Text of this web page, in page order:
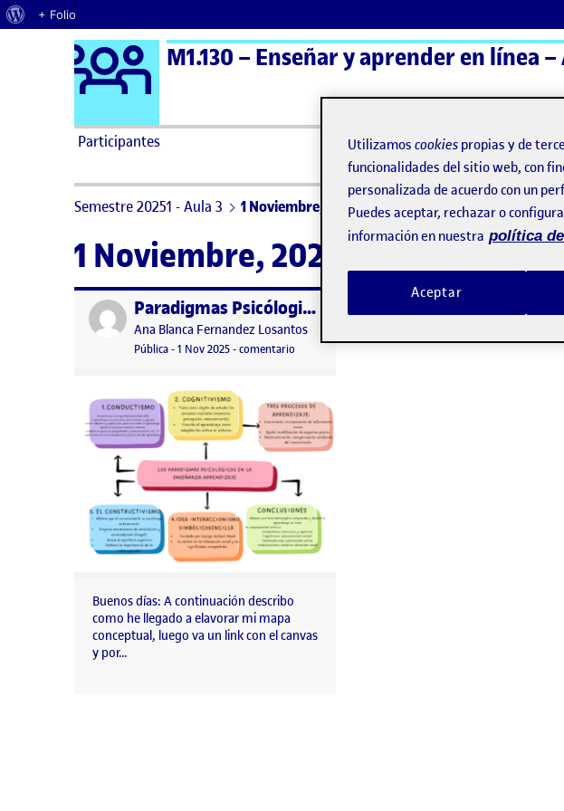
Acerca de WordPress
+ Folio
Saltar al contenido Logo Ágora
M1.130 – Enseñar y aprender en línea –
Participantes ActiFolios
Semestre 20251 - Aula 3 1 Noviembre, 2025
1 Noviembre, 2025
Publicado por Paradigmas Psicólogicos
Publicado por
Ana Blanca Fernandez Losantos
Visibilidad:
Pública-Fecha de publicación
1 Nov 2025-comentario en Paradigmas Psicólogicos
Buenos días: A continuación describo
como he llegado a elavorar mi mapa
conceptual, luego va un link con el canvas
y por…
Utilizamos cookies propias y de
funcionalidades del sitio web, con
personalizada de acuerdo con un
Puedes aceptar, rechazar o
información en nuestra política
Aceptar